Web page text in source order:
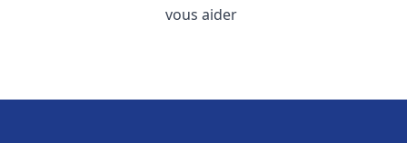
vous aider